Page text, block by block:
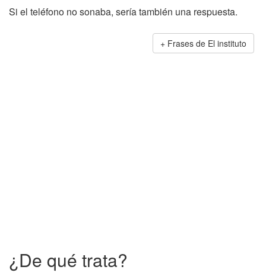
Si el teléfono no sonaba, sería también una respuesta.
Frases de El instituto
¿De qué trata?